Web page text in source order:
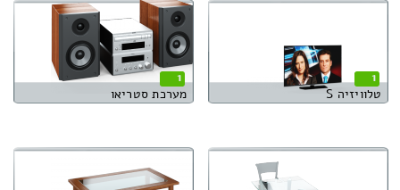
1
טלוויזיה S
1
מערכת סטריאו